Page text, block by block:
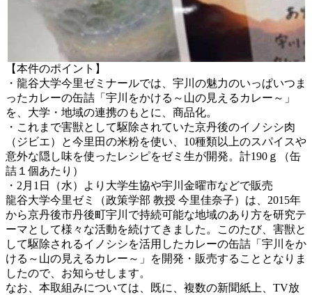
【本件のポイント】
・龍谷大学今里ゼミナールでは、宇川の魅力のいっぱいつま
ったカレーの缶詰「宇川をかける～山の見えるカレー～」
を、大学・地域の連携のもとに、商品化。
・これまで害獣として駆除されていた京丹後のイノシシ肉
（ジビエ）と今里田の米粉を使い、10種類以上のスパイスや
意外な隠し味を使ったレシピをゼミ生が開発。計190ｇ（缶
詰１個あたり）
・2月1日（水）より大学生協や宇川金曜市などで販売
龍谷大学今里ゼミ（政策学部 教授 今里佳奈子）は、2015年
から京丹後市丹後町宇川で持続可能な地域のあり方を研究テ
ーマとして様々な活動を続けてきました。このたび、害獣と
して駆除されるイノシシを活用したカレーの缶詰「宇川をか
ける～山の見えるカレー～」を開発・販売することとなりま
したので、お知らせします。
なお、本取組みについては、既に、複数の新聞紙上、TV放